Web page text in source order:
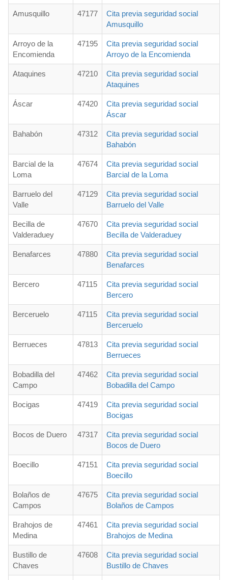
Amusquillo 47177
Cita previa seguridad social
Amusquillo
Arroyo de la
Encomienda
47195
Cita previa seguridad social
Arroyo de la Encomienda
Ataquines 47210
Cita previa seguridad social
Ataquines
Áscar 47420
Cita previa seguridad social
Áscar
Bahabón 47312
Cita previa seguridad social
Bahabón
Barcial de la
Loma
47674
Cita previa seguridad social
Barcial de la Loma
Barruelo del
Valle
47129
Cita previa seguridad social
Barruelo del Valle
Becilla de
Valderaduey
47670
Cita previa seguridad social
Becilla de Valderaduey
Benafarces 47880
Cita previa seguridad social
Benafarces
Bercero 47115
Cita previa seguridad social
Bercero
Berceruelo 47115
Cita previa seguridad social
Berceruelo
Berrueces 47813
Cita previa seguridad social
Berrueces
Bobadilla del
Campo
47462
Cita previa seguridad social
Bobadilla del Campo
Bocigas 47419
Cita previa seguridad social
Bocigas
Bocos de Duero 47317
Cita previa seguridad social
Bocos de Duero
Boecillo 47151
Cita previa seguridad social
Boecillo
Bolaños de
Campos
47675
Cita previa seguridad social
Bolaños de Campos
Brahojos de
Medina
47461
Cita previa seguridad social
Brahojos de Medina
Bustillo de
Chaves
47608
Cita previa seguridad social
Bustillo de Chaves